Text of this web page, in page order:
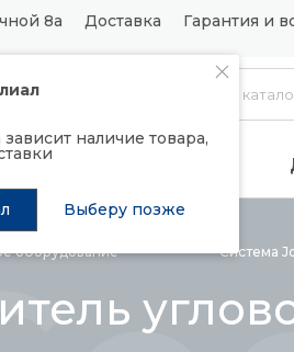
8а Доставка Гарантия и
наличие товара,
Выберу позже
Подъемные механизмы
оборудование Система